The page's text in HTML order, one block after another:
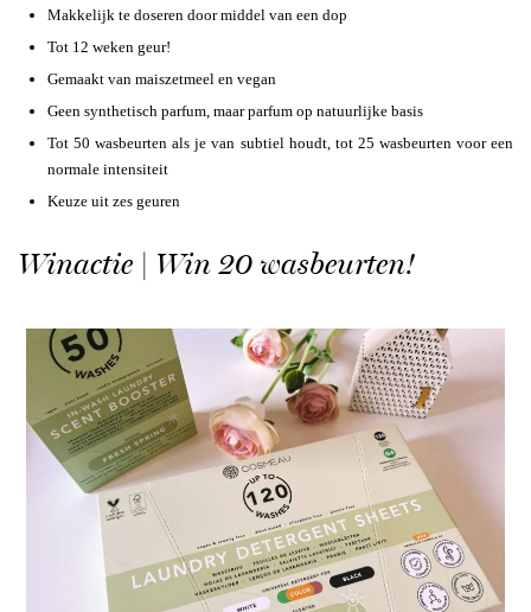
Makkelijk te doseren door middel van een dop
Tot 12 weken geur!
Gemaakt van maiszetmeel en vegan
Geen synthetisch parfum, maar parfum op natuurlijke basis
Tot 50 wasbeurten als je van subtiel houdt, tot 25 wasbeurten voor een
normale intensiteit
Keuze uit zes geuren
Winactie | Win 20 wasbeurten!